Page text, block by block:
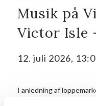
Musik på
Victor Isle
12. juli 2026,
I anledning af